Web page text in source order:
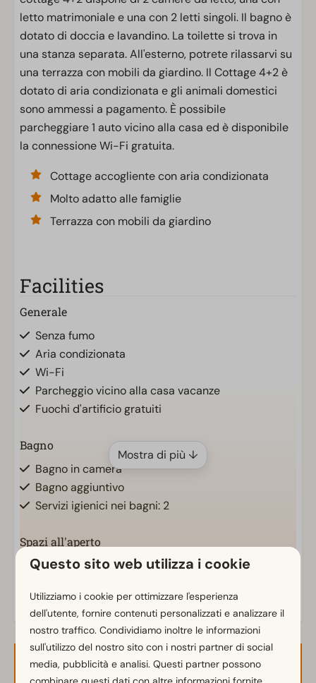
letto matrimoniale e una con 2 letti singoli. Il bagno è
dotato di doccia e lavandino. La toilette si trova in
una stanza separata. All'esterno, potrete rilassarvi su
una terrazza con mobili da giardino. Il Cottage 4+2 è
dotato di aria condizionata e gli animali domestici
sono ammessi a pagamento. È possibile
parcheggiare 1 auto vicino alla casa ed è disponibile
la connessione Wi-Fi gratuita.
Cottage accogliente con aria condizionata
Molto adatto alle famiglie
Terrazza con mobili da giardino
Facilities
Generale
Senza fumo
Aria condizionata
Wi-Fi
Parcheggio vicino alla casa vacanze
Fuochi d'artificio gratuiti
Bagno
Bagno in camera
Bagno aggiuntivo
Servizi igienici nei bagni: 2
Spazi all'aperto
Giardino
Veranda
Cucina
Angolo cottura
Mostra di più ↓
Energielabel(s)
Disponibilità e prezzo
Questo sito web utilizza i cookie
Utilizziamo i cookie per ottimizzare l'esperienza
dell'utente, fornire contenuti personalizzati e analizzare il
nostro traffico. Condividiamo inoltre le informazioni
sull'utilizzo del nostro sito con i nostri partner di social
media, pubblicità e analisi. Questi partner possono